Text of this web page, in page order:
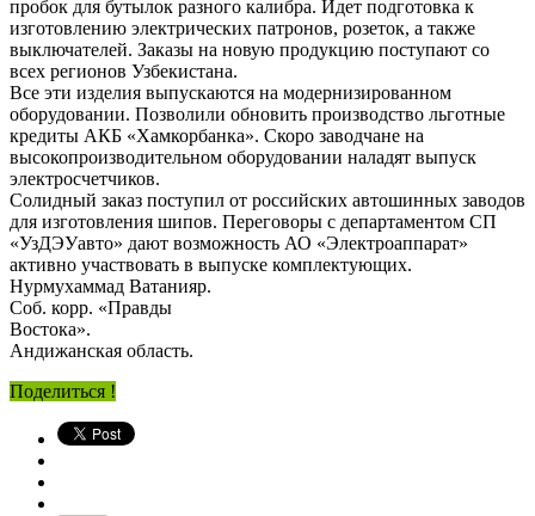
пробок для бутылок разного калибра. Идет подготовка к
изготовлению электрических патронов, розеток, а также
выключателей. Заказы на новую продукцию поступают со
всех регионов Узбекистана.
Все эти изделия выпускаются на модернизированном
оборудовании. Позволили обновить производство льготные
кредиты АКБ «Хамкорбанка». Скоро заводчане на
высокопроизводительном оборудовании наладят выпуск
электросчетчиков.
Солидный заказ поступил от российских автошинных заводов
для изготовления шипов. Переговоры с департаментом СП
«УзДЭУавто» дают возможность АО «Электроаппарат»
активно участвовать в выпуске комплектующих.
Нурмухаммад Ватанияр.
Соб. корр. «Правды
Востока».
Андижанская область.
Поделиться !